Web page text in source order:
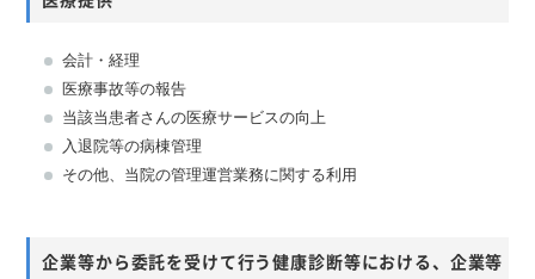
会計・経理
医療事故等の報告
当該当患者さんの医療サービスの向上
入退院等の病棟管理
その他、当院の管理運営業務に関する利用
企業等から委託を受けて行う健康診断等における、企業等